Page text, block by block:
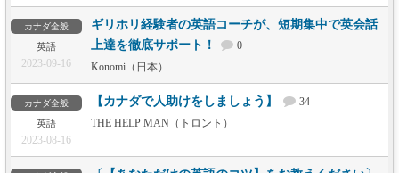
カナダ全般
英語
2023-09-16
ギリホリ経験者の英語コーチが、短期集中で英会話
上達を徹底サポート！
0
Konomi（日本）
カナダ全般
英語
2023-08-16
【カナダで人助けをしましょう】
34
THE HELP MAN（トロント）